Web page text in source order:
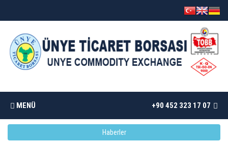
MENÜ +90 452 323 17 07
Haberler